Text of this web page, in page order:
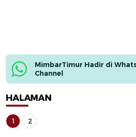
MimbarTimur Hadir di
Channel
HALAMAN
1 2